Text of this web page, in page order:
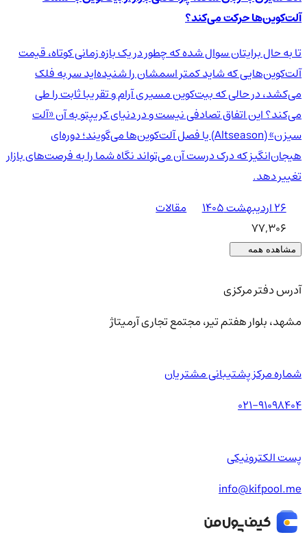
آلت‌کوین‌ها حرکت می‌کند؟
تا به حال برایتان سوال شده که چطور در یک بازه زمانی کوتاه، قیمت
آلت‌کوین‌هایی که شاید کمتر اسمشان را شنیده‌اید سر به فلک
می‌کشد، در حالی که بیت‌کوین مسیری آرام و تقریبا ثابت را طی
می‌کند؟ این اتفاق تصادفی نیست و در دنیای کریپتو به آن «آلت
سیزن» (Altseason) یا فصل آلت‌کوین‌ها می‌گویند؛ دوره‌ای
هیجان‌انگیز که درک درست آن می‌تواند نگاه شما را به فرصت‌های بازار
تغییر دهد.
۲۶ اردیبهشت ۱۴۰۵
مقالات
77,306
مشاهده همه
آدرس دفتر مرکزی
مشهد، بلوار هفتم تیر، مجتمع تجاری آرمیتاژ
شماره مرکز پشتیبانی مشتریان
021-91098404
پست الکترونیکی
info@kifpool.me